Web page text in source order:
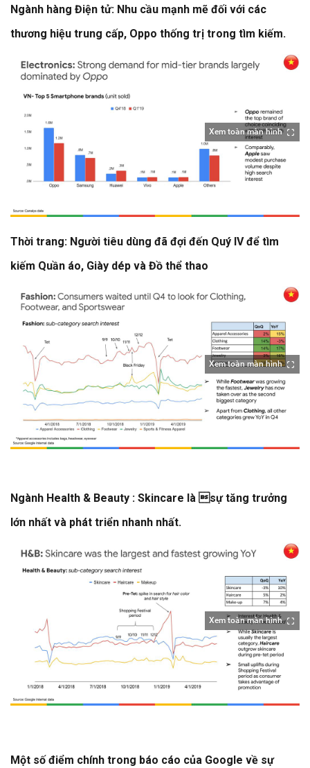
Ngành hàng Điện tử: Nhu cầu mạnh mẽ đối với các
thương hiệu trung cấp, Oppo thống trị trong tìm kiếm.
Xem toàn màn hình
Thời trang: Người tiêu dùng đã đợi đến Quý IV để tìm
kiếm Quần áo, Giày dép và Đồ thể thao
Xem toàn màn hình
Ngành Health & Beauty : Skincare là sự tăng trưởng
lớn nhất và phát triển nhanh nhất.
Xem toàn màn hình
Một số điểm chính trong báo cáo của Google về sự